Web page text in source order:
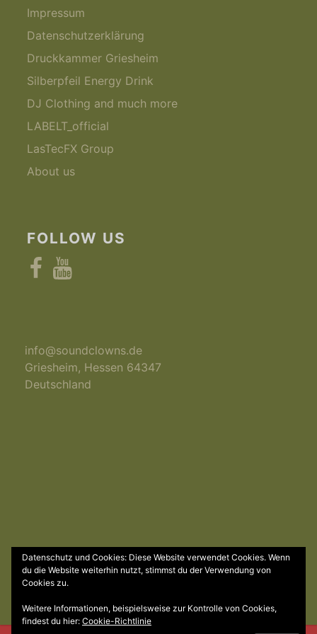
Impressum
Datenschutzerklärung
Druckkammer Griesheim
Silberpfeil Energy Drink
DJ Clothing and much more
LABELT_official
LasTecFX Group
About us
FOLLOW US
FacebookYouTube
info@soundclowns.de
Griesheim, Hessen 64347
Deutschland
© 2018 by Soundclowns | powered byEXTRABYTE
Datenschutz und Cookies: Diese Website verwendet Cookies. Wenn
du die Website weiterhin nutzt, stimmst du der Verwendung von
Cookies zu.
Weitere Informationen, beispielsweise zur Kontrolle von Cookies,
findest du hier: Cookie-Richtlinie